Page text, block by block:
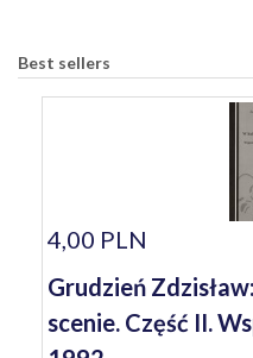
Best sellers
4,00 PLN
Grudzień
scenie. Część II.